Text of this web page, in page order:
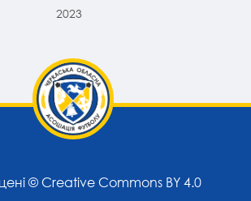
2023
© Creative Commons BY 4.0